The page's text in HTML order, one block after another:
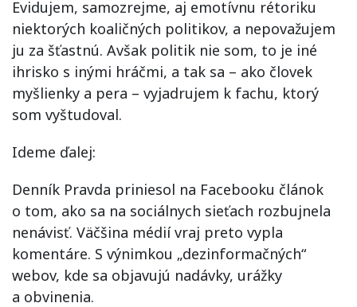
Evidujem, samozrejme, aj emotívnu rétoriku
niektorých koaličných politikov, a nepovažujem
ju za šťastnú. Avšak politik nie som, to je iné
ihrisko s inými hráčmi, a tak sa – ako človek
myšlienky a pera – vyjadrujem k fachu, ktorý
som vyštudoval.
Ideme ďalej:
Denník Pravda priniesol na Facebooku článok
o tom, ako sa na sociálnych sieťach rozbujnela
nenávisť. Väčšina médií vraj preto vypla
komentáre. S výnimkou „dezinformačných“
webov, kde sa objavujú nadávky, urážky
a obvinenia.